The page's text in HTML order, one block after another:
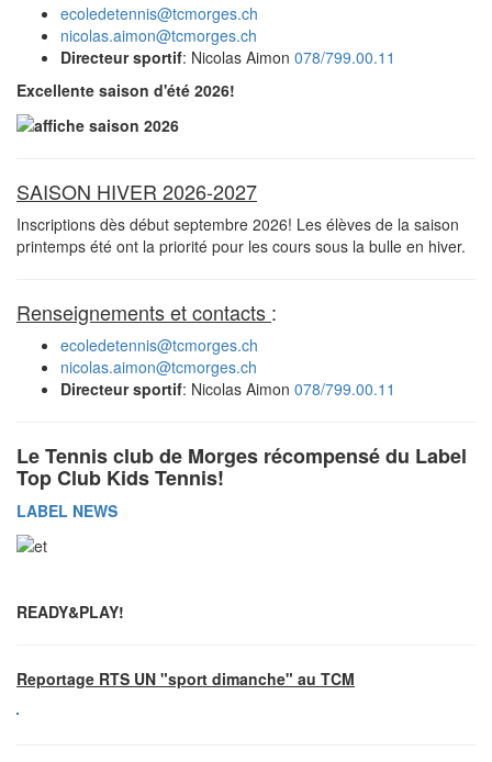
ecoledetennis@tcmorges.ch
nicolas.aimon@tcmorges.ch
Directeur sportif: Nicolas Aimon 078/799.00.11
Excellente saison d'été 2026!
SAISON HIVER 2026-2027
Inscriptions dès début septembre 2026! Les élèves de la saison
printemps été ont la priorité pour les cours sous la bulle en hiver.
Renseignements et contacts :
ecoledetennis@tcmorges.ch
nicolas.aimon@tcmorges.ch
Directeur sportif: Nicolas Aimon 078/799.00.11
Le Tennis club de Morges récompensé du Label
Top Club Kids Tennis!
LABEL NEWS
READY&PLAY!
Reportage RTS UN "sport dimanche" au TCM